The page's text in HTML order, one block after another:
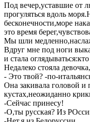
Под вечер,уставшие от
прогуляться вдоль
бесконечности,море
это время
Мы шли
Вдруг мне под ноги
и стала
Недалеко стояла
- Это твой? -по-
Она закивала головой
кустах,неожиданно
-Сейчас принесу!
-О,ты русская? Из